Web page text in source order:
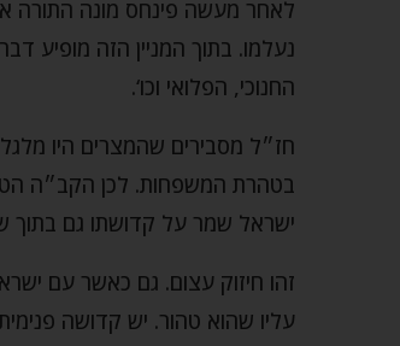
לאחר מעשה פינחס מונה התורה
נעלמו. בתוך המניין הזה מופיע
החנוכי, הפלואי וכו‘.
חז״ל מסבירים שהמצרים היו
בטהרת המשפחות. לכן הקב״ה
ישראל שמר על קדושתו גם בתוך
זהו חיזוק עצום. גם כאשר עם
עליו שהוא טהור. יש קדושה